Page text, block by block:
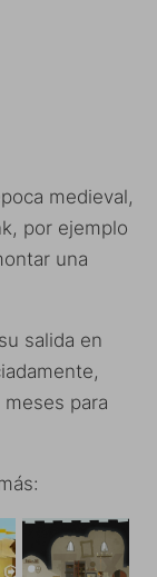
medieval,
por ejemplo
una
salida en
para